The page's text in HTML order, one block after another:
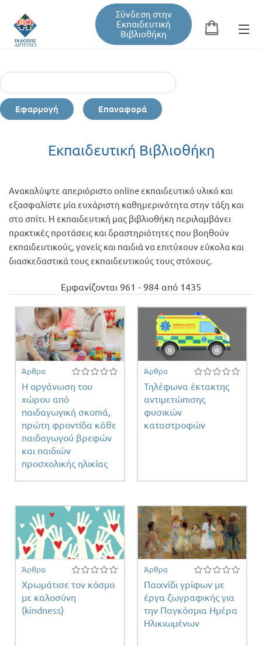
Σύνδεση στην
Εκπαιδευτική
Βιβλιοθήκη
Φόρμα αναζήτησης
Εκπαιδευτική Βιβλιοθήκη
Σεμινάρια / Συνέδρια
Τεύχη Περιοδικών
Εφαρμογή Επαναφορά
Εκπαιδευτική Βιβλιοθήκη
Ανακαλύψτε απεριόριστο online εκπαιδευτικό υλικό και
εξασφαλίστε μία ευχάριστη καθημερινότητα στην τάξη και
στο σπίτι. Η εκπαιδευτική μας βιβλιοθήκη περιλαμβάνει
πρακτικές προτάσεις και δραστηριότητες που βοηθούν
εκπαιδευτικούς, γονείς και παιδιά να επιτύχουν εύκολα και
διασκεδαστικά τους εκπαιδευτικούς τους στόχους.
Εμφανίζονται 961 - 984 από 1435
Άρθρα
Η οργάνωση του
χώρου από
παιδαγωγική σκοπιά,
πρώτη φροντίδα κάθε
παιδαγωγού βρεφών
και παιδιών
προσχολικής ηλικίας
Άρθρα
Τηλέφωνα έκτακτης
αντιμετώπισης
φυσικών
καταστροφών
Άρθρα
Χρωμάτισε τον κόσμο
με καλοσύνη
(kindness)
Άρθρα
Παιχνίδι γρίφων με
έργα ζωγραφικής για
την Παγκόσμια Ημέρα
Ηλικιωμένων